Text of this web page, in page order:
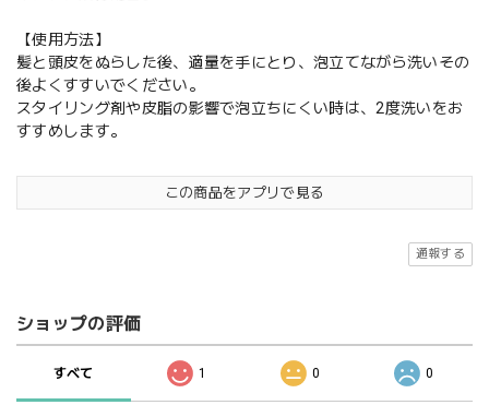
【使用方法】
髪と頭皮をぬらした後、適量を手にとり、泡立てながら洗いその
後よくすすいでください。
スタイリング剤や皮脂の影響で泡立ちにくい時は、2度洗いをお
すすめします。
この商品をアプリで見る
通報する
ショップの評価
すべて 1 0 0